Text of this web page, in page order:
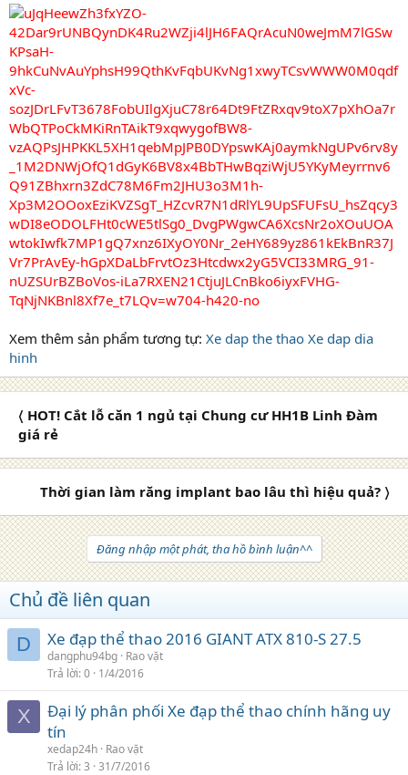
Xem thêm sản phẩm tương tự: Xe dap the thao Xe dap dia
hinh
〈 HOT! Cắt lỗ căn 1 ngủ tại Chung cư HH1B Linh Đàm
giá rẻ
Thời gian làm răng implant bao lâu thì hiệu quả? 〉
Đăng nhập một phát, tha hồ bình luận^^
Chủ đề liên quan
D Xe đạp thể thao 2016 GIANT ATX 810-S 27.5
dangphu94bg Rao vặt
Trả lời 0 1/4/2016
X
Đại lý phân phối Xe đạp thể thao chính hãng uy
tín
xedap24h Rao vặt
Trả lời 3 31/7/2016